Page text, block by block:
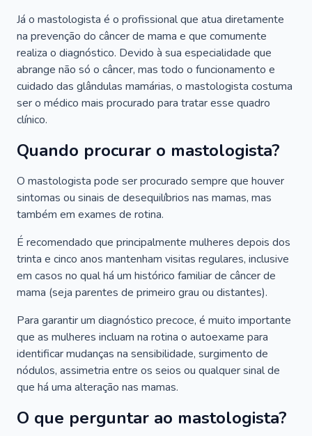
Já o mastologista é o profissional que atua diretamente
na prevenção do câncer de mama e que comumente
realiza o diagnóstico. Devido à sua especialidade que
abrange não só o câncer, mas todo o funcionamento e
cuidado das glândulas mamárias, o mastologista costuma
ser o médico mais procurado para tratar esse quadro
clínico.
Quando procurar o mastologista?
O mastologista pode ser procurado sempre que houver
sintomas ou sinais de desequilíbrios nas mamas, mas
também em exames de rotina.
É recomendado que principalmente mulheres depois dos
trinta e cinco anos mantenham visitas regulares, inclusive
em casos no qual há um histórico familiar de câncer de
mama (seja parentes de primeiro grau ou distantes).
Para garantir um diagnóstico precoce, é muito importante
que as mulheres incluam na rotina o autoexame para
identificar mudanças na sensibilidade, surgimento de
nódulos, assimetria entre os seios ou qualquer sinal de
que há uma alteração nas mamas.
O que perguntar ao mastologista?